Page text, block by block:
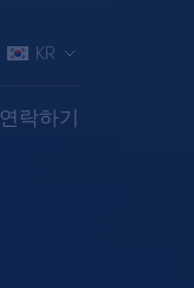
KR
연락하기